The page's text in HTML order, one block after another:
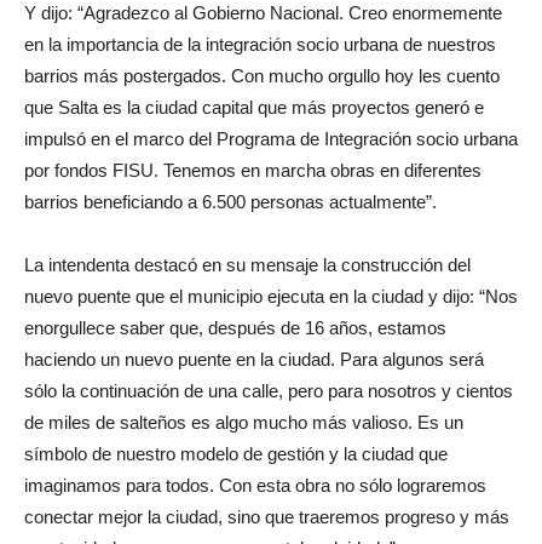
Y dijo: “Agradezco al Gobierno Nacional. Creo enormemente
en la importancia de la integración socio urbana de nuestros
barrios más postergados. Con mucho orgullo hoy les cuento
que Salta es la ciudad capital que más proyectos generó e
impulsó en el marco del Programa de Integración socio urbana
por fondos FISU. Tenemos en marcha obras en diferentes
barrios beneficiando a 6.500 personas actualmente”.
La intendenta destacó en su mensaje la construcción del
nuevo puente que el municipio ejecuta en la ciudad y dijo: “Nos
enorgullece saber que, después de 16 años, estamos
haciendo un nuevo puente en la ciudad. Para algunos será
sólo la continuación de una calle, pero para nosotros y cientos
de miles de salteños es algo mucho más valioso. Es un
símbolo de nuestro modelo de gestión y la ciudad que
imaginamos para todos. Con esta obra no sólo lograremos
conectar mejor la ciudad, sino que traeremos progreso y más